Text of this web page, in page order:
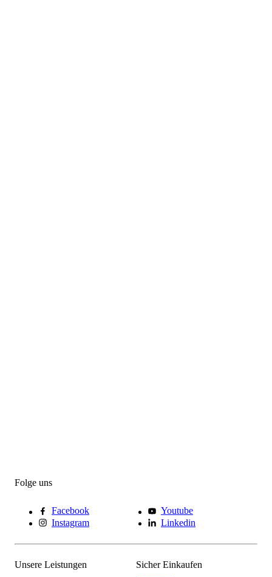
Folge uns
Facebook
Youtube
Instagram
Linkedin
Unsere Leistungen
Sicher Einkaufen